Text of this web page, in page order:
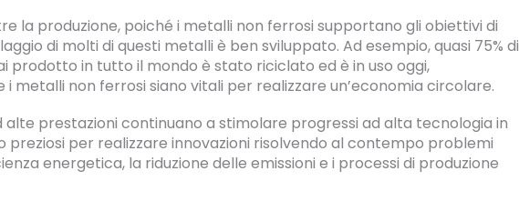
la produzione, poiché i metalli non ferrosi supportano gli obiettivi di
di molti di questi metalli è ben sviluppato. Ad esempio, quasi 75% di
prodotto in tutto il mondo è stato riciclato ed è in uso oggi,
metalli non ferrosi siano vitali per realizzare un’economia circolare.
alte prestazioni continuano a stimolare progressi ad alta tecnologia in
preziosi per realizzare innovazioni risolvendo al contempo problemi
energetica, la riduzione delle emissioni e i processi di produzione